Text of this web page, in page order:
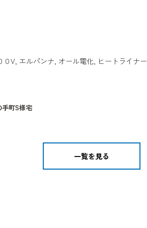
０V エルパンナ オール電化 ヒートライナー
町S様宅
一覧を見る